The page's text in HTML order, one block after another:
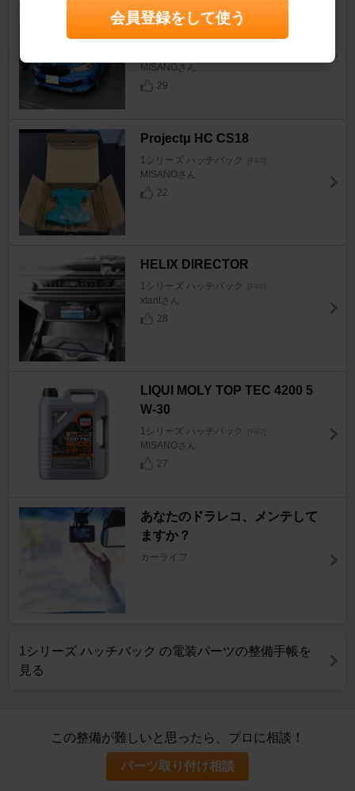
BMW純正 MPERFORMACEデ
MISANOさん
29
Projectμ HC CS18
1シリーズ ハッチバック [F40]
MISANOさん
22
HELIX DIRECTOR
1シリーズ ハッチバック [F40]
xtantさん
28
LIQUI MOLY TOP TEC 4200 5
W-30
1シリーズ ハッチバック [F40]
MISANOさん
27
あなたのドラレコ、メンテして
ますか？
カーライフ
1シリーズ ハッチバック の電装パーツの整備手帳を
見る
この整備が難しいと思ったら、プロに相談！
パーツ取り付け相談
会員登録をして使う